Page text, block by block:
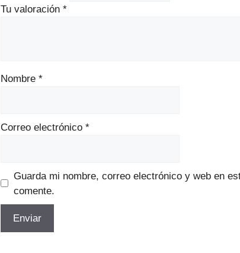
Tu valoración *
Nombre *
Correo electrónico *
Guarda mi nombre, correo electrónico y web en
comente.